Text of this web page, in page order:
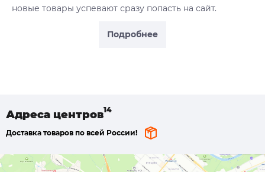
Подробнее
новые товары успевают сразу попасть на сайт.
Адреса центров
Доставка товаров по всей России!